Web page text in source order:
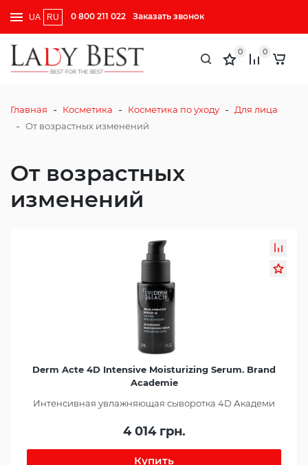
UA RU 0 800 211 022 Заказать звонок
0 0
Главная - Косметика - Косметика по уходу - Для лица
- От возрастных изменений
От возрастных
изменений
Derm Acte 4D Intensive Moisturizing Serum. Brand
Academie
Интенсивная увлажняющая сыворотка 4D Академи
4 014 грн.